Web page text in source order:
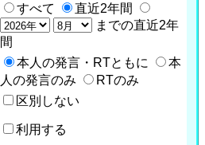
すべて
直近2年間
までの直近2年
間
本人の発言・RTともに
本
人の発言のみ
RTのみ
区別しない
利用する